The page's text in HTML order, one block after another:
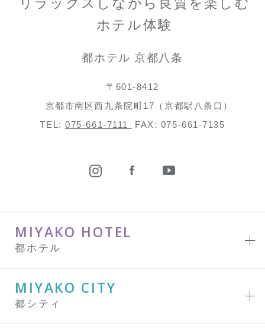
リラックスしながら良質を楽しむ
ホテル体験
都ホテル 京都八条
〒601-8412
京都市南区西九条院町17（京都駅八条口）
TEL:075-661-7111 FAX: 075-661-7135
MIYAKO HOTEL
都ホテル
MIYAKO CITY
都シティ